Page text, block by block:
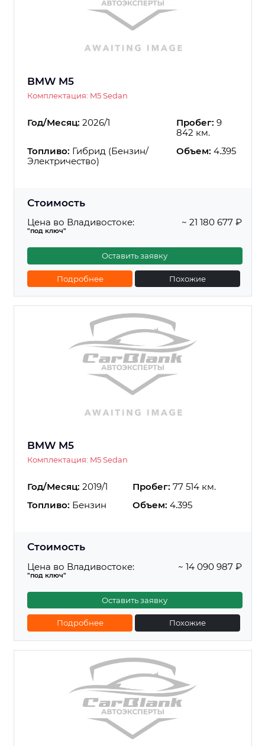
BMW M5
Комплектация: M5 Sedan
Год/Месяц: 2026/1 Пробег: 9
842 км.
Топливо: Гибрид (Бензин/
Электричество)
Объем: 4.395
Стоимость
Цена во Владивостоке:
"под ключ"
~ 21 180 677 ₽
Оставить заявку
Подробнее Похожие
BMW M5
Комплектация: M5 Sedan
Год/Месяц: 2019/1 Пробег: 77 514 км.
Топливо: Бензин Объем: 4.395
Стоимость
Цена во Владивостоке:
"под ключ"
~ 14 090 987 ₽
Оставить заявку
Подробнее Похожие